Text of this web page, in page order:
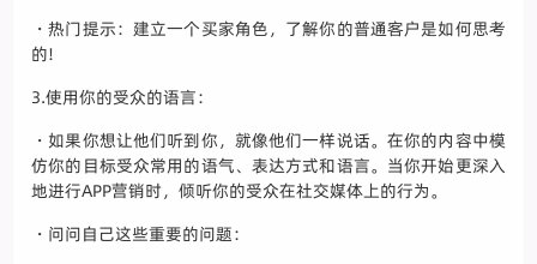
・热门提示：建立一个买家角色，了解你的普通客户是如何思考
的!
3.使用你的受众的语言：
・如果你想让他们听到你，就像他们一样说话。在你的内容中模
仿你的目标受众常用的语气、表达方式和语言。当你开始更深入
地进行APP营销时，倾听你的受众在社交媒体上的行为。
・问问自己这些重要的问题：